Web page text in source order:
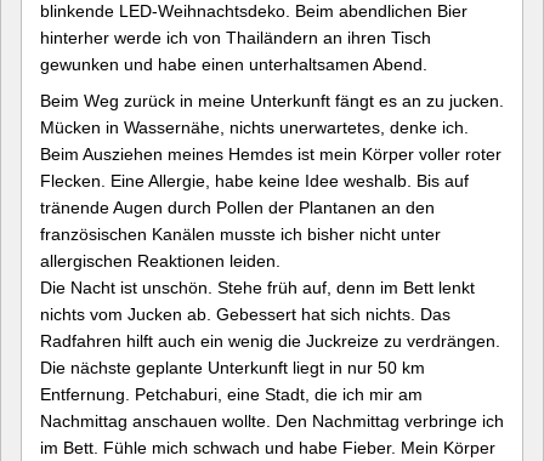
blinkende LED-Weihnachtsdeko. Beim abendlichen Bier
hinterher werde ich von Thailändern an ihren Tisch
gewunken und habe einen unterhaltsamen Abend.
Beim Weg zurück in meine Unterkunft fängt es an zu jucken.
Mücken in Wassernähe, nichts unerwartetes, denke ich.
Beim Ausziehen meines Hemdes ist mein Körper voller roter
Flecken. Eine Allergie, habe keine Idee weshalb. Bis auf
tränende Augen durch Pollen der Plantanen an den
französischen Kanälen musste ich bisher nicht unter
allergischen Reaktionen leiden.
Die Nacht ist unschön. Stehe früh auf, denn im Bett lenkt
nichts vom Jucken ab. Gebessert hat sich nichts. Das
Radfahren hilft auch ein wenig die Juckreize zu verdrängen.
Die nächste geplante Unterkunft liegt in nur 50 km
Entfernung. Petchaburi, eine Stadt, die ich mir am
Nachmittag anschauen wollte. Den Nachmittag verbringe ich
im Bett. Fühle mich schwach und habe Fieber. Mein Körper